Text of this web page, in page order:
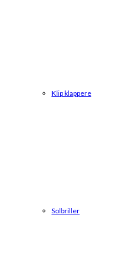
Klip klappere
Solbriller